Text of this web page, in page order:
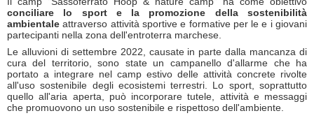
conciliare lo sport e la promozione della sostenibilità
ambientale attraverso attività sportive e formative per le e i giovani
partecipanti nella zona dell'entroterra marchese.
Le alluvioni di settembre 2022, causate in parte dalla mancanza di
cura del territorio, sono state un campanello d'allarme che ha
portato a integrare nel camp estivo delle attività concrete rivolte
all'uso sostenibile degli ecosistemi terrestri. Lo sport, soprattutto
quello all'aria aperta, può incorporare tutele, attività e messaggi
che promuovono un uso sostenibile e rispettoso dell'ambiente.